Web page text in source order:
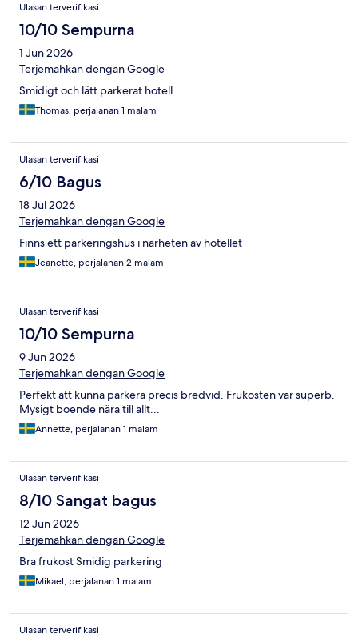
Ulasan terverifikasi
10/10 Sempurna
1 Jun 2026
Terjemahkan dengan Google
Smidigt och lätt parkerat hotell
Thomas, perjalanan 1 malam
Ulasan terverifikasi
6/10 Bagus
18 Jul 2026
Terjemahkan dengan Google
Finns ett parkeringshus i närheten av hotellet
Jeanette, perjalanan 2 malam
Ulasan terverifikasi
10/10 Sempurna
9 Jun 2026
Terjemahkan dengan Google
Perfekt att kunna parkera precis bredvid. Frukosten var superb.
Mysigt boende nära till allt...
Annette, perjalanan 1 malam
Ulasan terverifikasi
8/10 Sangat bagus
12 Jun 2026
Terjemahkan dengan Google
Bra frukost Smidig parkering
Mikael, perjalanan 1 malam
Ulasan terverifikasi